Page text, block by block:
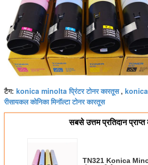
टैग: konica minolta प्रिंटर टोनर कारतूस,
रीसायकल कोनिका मिनॉल्टा टोनर कारतूस
सबसे उत्तम प्रतिदान
TN321 Konica